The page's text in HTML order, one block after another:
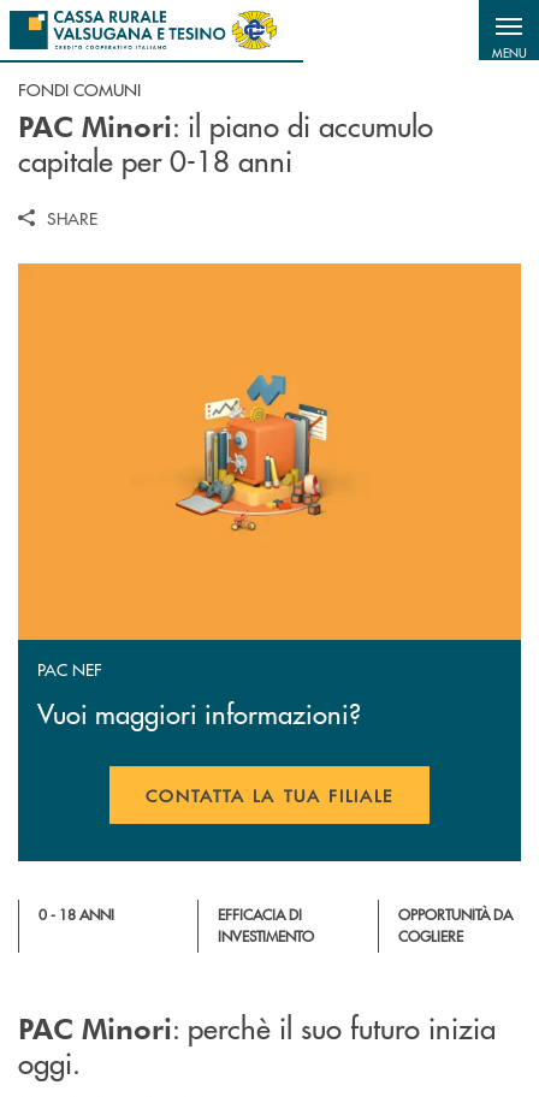
Salta al contenuto principale
MENU
FONDI COMUNI
PAC Minori: il piano di accumulo
capitale per 0-18 anni
SHARE
PAC NEF
Vuoi maggiori informazioni?
CONTATTA LA TUA FILIALE
0 - 18 ANNI
EFFICACIA DI
INVESTIMENTO
OPPORTUNITÀ DA
COGLIERE
PAC Minori: perchè il suo futuro inizia
oggi.